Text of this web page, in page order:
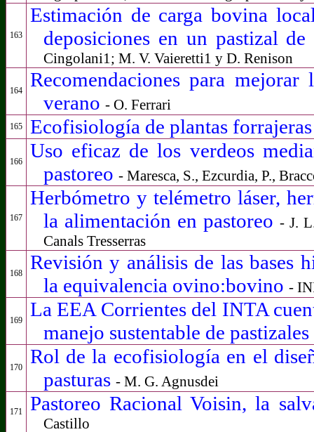
163
Estimación de carga bovina
deposiciones en un pastizal
Cingolani1; M. V. Vaieretti1 y D. Renison
164
Recomendaciones para
verano - O. Ferrari
165 Ecofisiología de plantas
166
Uso eficaz de los verdeos
pastoreo - Maresca, S., Ezcurdia, P.,
167
Herbómetro y telémetro láser,
la alimentación en pastoreo- J.
Canals Tresserras
168
Revisión y análisis de las bases
la equivalencia ovino:bovino -
169
La EEA Corrientes del INTA
manejo sustentable de
170
Rol de la ecofisiología en el
pasturas - M. G. Agnusdei
171 Pastoreo Racional Voisin, la
Castillo